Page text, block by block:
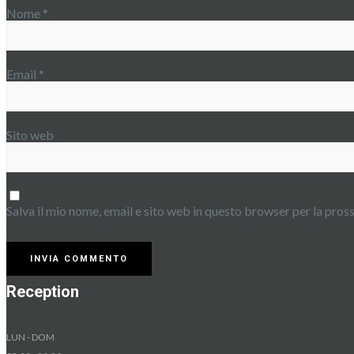
Nome *
Email *
Sito web
Salva il mio nome, email e sito web in questo browser per la
Reception
LUN - DOM